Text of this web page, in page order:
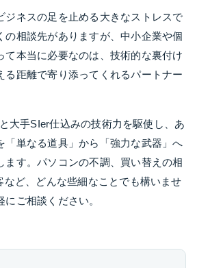
ジネスの足を止める大きなストレスで
の相談先がありますが、中小企業や個
て本当に必要なのは、技術的な裏付け
る距離で寄り添ってくれるパートナー
大手SIer仕込みの技術力を駆使し、あ
「単なる道具」から「強力な武器」へ
ます。パソコンの不調、買い替えの相
など、どんな些細なことでも構いませ
ご相談ください。